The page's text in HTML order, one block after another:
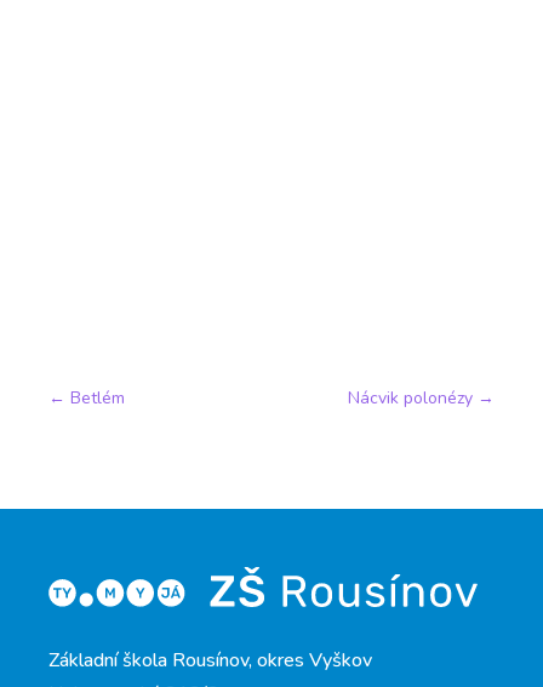
← Betlém Nácvik polonézy →
Základní škola Rousínov, okres Vyškov